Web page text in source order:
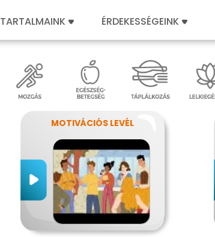
TARTALMAINK ÉRDEKESSÉGEINK
MOTIVÁCIÓS LEVÉL